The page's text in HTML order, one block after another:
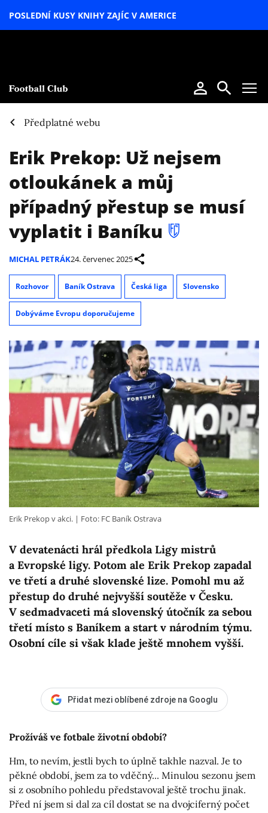
POSLEDNÍ KUSY KNIHY ZAJÍC V AMERICE
Předplatné webu
Erik Prekop: Už nejsem
otloukánek a můj
případný přestup se musí
vyplatit i Baníku
MICHAL PETRÁK24. červenec 2025
Rozhovor Baník Ostrava Česká liga Slovensko
Dobýváme Evropu doporučujeme
V devatenácti hrál předkola Ligy mistrů
a Evropské ligy. Potom ale Erik Prekop zapadal
ve třetí a druhé slovenské lize. Pomohl mu až
přestup do druhé nejvyšší soutěže v Česku.
V sedmadvaceti má slovenský útočník za sebou
třetí místo s Baníkem a start v národním týmu.
Osobní cíle si však klade ještě mnohem vyšší.
Erik Prekop v akci. Foto: FC Baník Ostrava
Přidat mezi oblíbené zdroje na Googlu
Prožíváš ve fotbale životní období?
Hm, to nevím, jestli bych to úplně takhle nazval. Je to
pěkné období, jsem za to vděčný... Minulou sezonu jsem
si z osobního pohledu představoval ještě trochu jinak.
Před ní jsem si dal za cíl dostat se na dvojciferný počet